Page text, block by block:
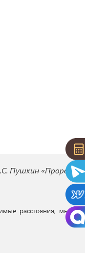
Пушкин «Пророк»
расстояния, мы